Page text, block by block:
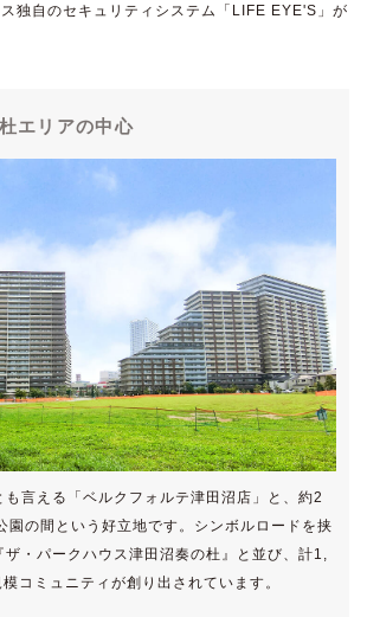
独自のセキュリティシステム「LIFE EYE'S」が
エリアの中心
も言える「ベルクフォルテ津田沼店」と、約2
園の間という好立地です。シンボルロードを挟
ザ・パークハウス津田沼奏の杜』と並び、計1,
コミュニティが創り出されています。